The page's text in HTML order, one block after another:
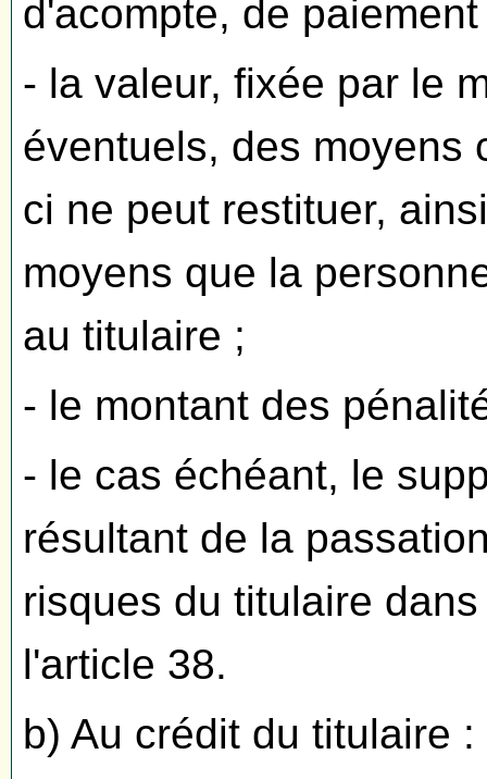
d'acompte, de
- la valeur, fixée par le
éventuels, des moyens
ci ne peut restituer,
moyens que la
au titulaire ;
- le montant des
- le cas échéant, le
résultant de la
risques du titulaire
l'article 38.
b) Au crédit du titulaire :